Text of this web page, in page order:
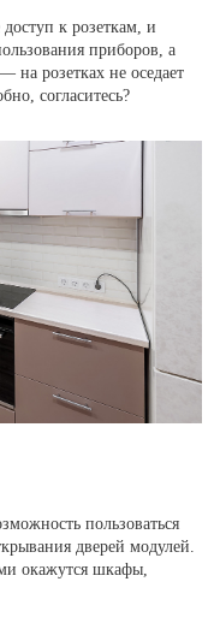
к розеткам, и
приборов, а
на розетках не оседает
согласитесь?
пользоваться
дверей модулей.
окажутся шкафы,